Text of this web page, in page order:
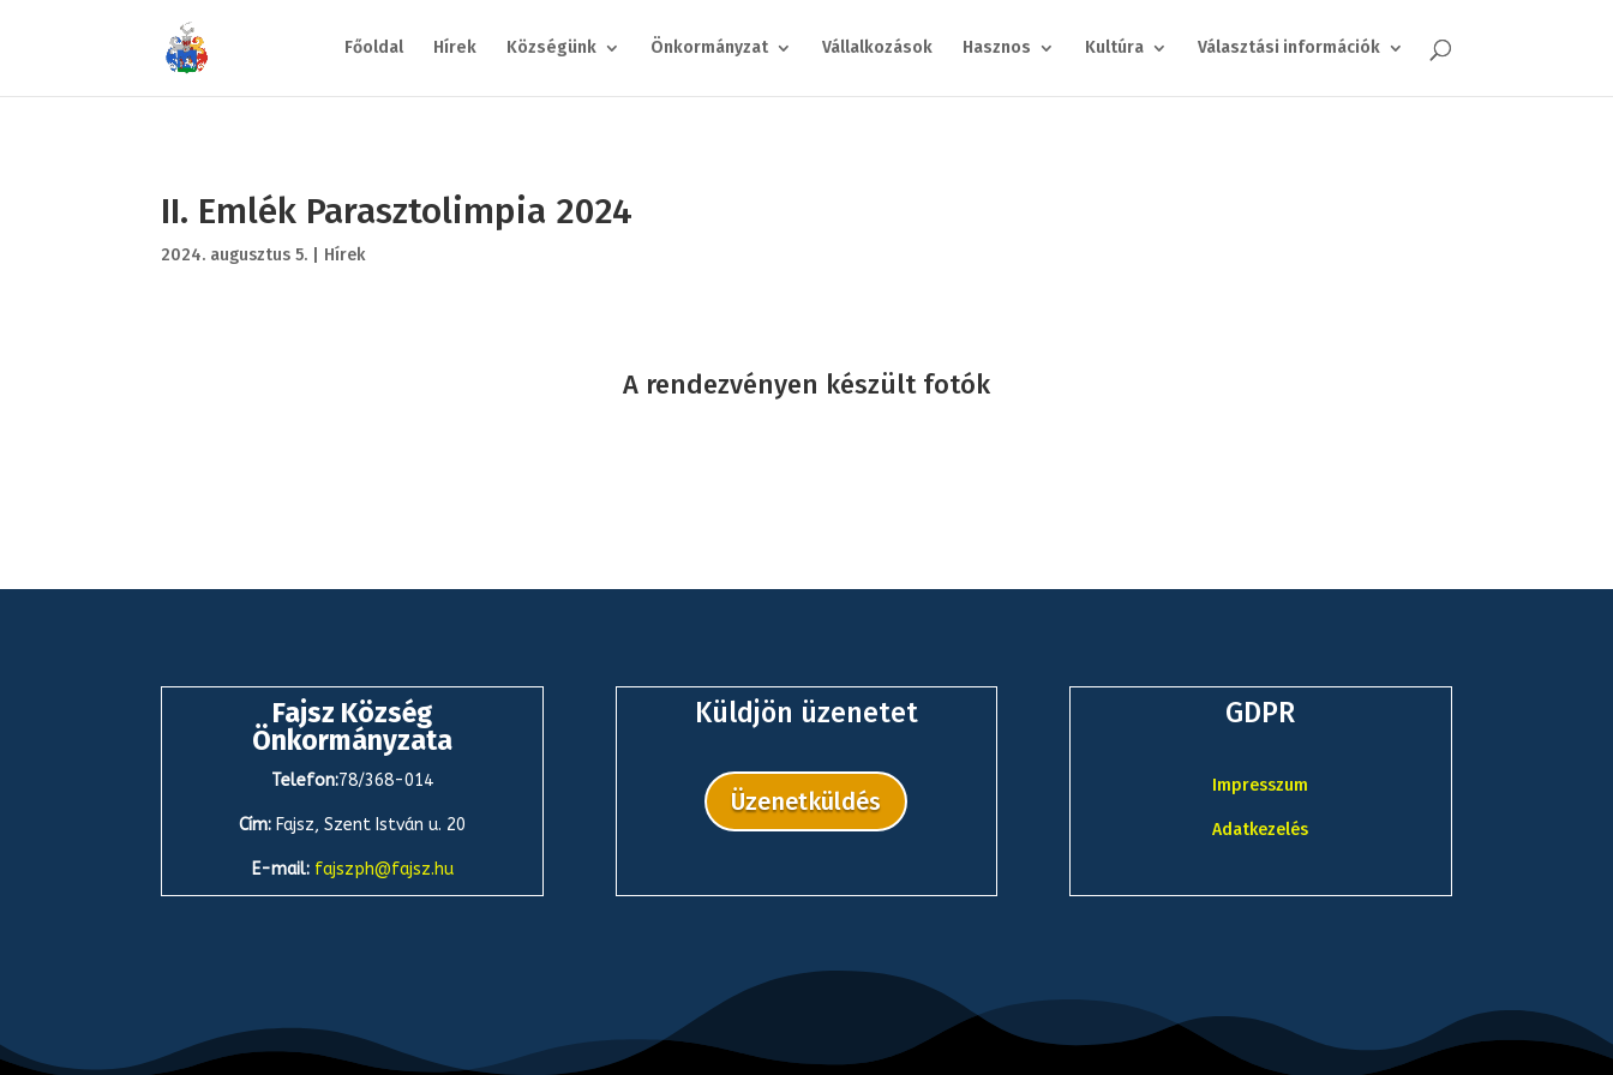
Főoldal Hírek Községünk Önkormányzat Vállalkozások Hasznos Kultúra Választási információk
II. Emlék Parasztolimpia 2024
2024. augusztus 5. Hírek
A rendezvényen készült fotók
Fajsz Község
Önkormányzata
Telefon:78/368-014
Cím: Fajsz, Szent István u. 20
E-mail: fajszph@fajsz.hu
Küldjön üzenetet
Üzenetküldés
GDPR
Impresszum
Adatkezelés